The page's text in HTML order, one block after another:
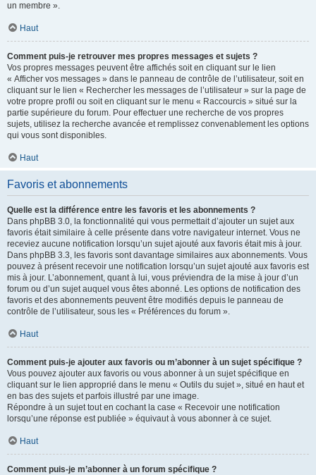
un membre ».
Haut
Comment puis-je retrouver mes propres messages et sujets ?
Vos propres messages peuvent être affichés soit en cliquant sur le lien
« Afficher vos messages » dans le panneau de contrôle de l’utilisateur, soit en
cliquant sur le lien « Rechercher les messages de l’utilisateur » sur la page de
votre propre profil ou soit en cliquant sur le menu « Raccourcis » situé sur la
partie supérieure du forum. Pour effectuer une recherche de vos propres
sujets, utilisez la recherche avancée et remplissez convenablement les options
qui vous sont disponibles.
Haut
Favoris et abonnements
Quelle est la différence entre les favoris et les abonnements ?
Dans phpBB 3.0, la fonctionnalité qui vous permettait d’ajouter un sujet aux
favoris était similaire à celle présente dans votre navigateur internet. Vous ne
receviez aucune notification lorsqu’un sujet ajouté aux favoris était mis à jour.
Dans phpBB 3.3, les favoris sont davantage similaires aux abonnements. Vous
pouvez à présent recevoir une notification lorsqu’un sujet ajouté aux favoris est
mis à jour. L’abonnement, quant à lui, vous préviendra de la mise à jour d’un
forum ou d’un sujet auquel vous êtes abonné. Les options de notification des
favoris et des abonnements peuvent être modifiés depuis le panneau de
contrôle de l’utilisateur, sous les « Préférences du forum ».
Haut
Comment puis-je ajouter aux favoris ou m’abonner à un sujet spécifique ?
Vous pouvez ajouter aux favoris ou vous abonner à un sujet spécifique en
cliquant sur le lien approprié dans le menu « Outils du sujet », situé en haut et
en bas des sujets et parfois illustré par une image.
Répondre à un sujet tout en cochant la case « Recevoir une notification
lorsqu’une réponse est publiée » équivaut à vous abonner à ce sujet.
Haut
Comment puis-je m’abonner à un forum spécifique ?